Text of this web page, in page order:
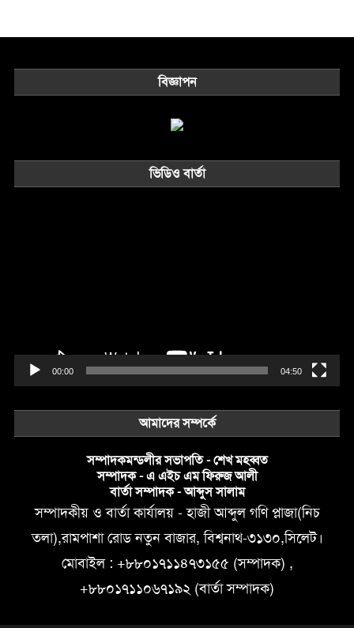
বিজ্ঞাপন
ভিডিও বার্তা
00:00 04:50
আমাদের সম্পর্কে
সম্পাদকমন্ডলীর সভাপতি - শেখ মহব্বত
সম্পাদক - এ এইচ এম ফিরুজ আলী
বার্তা সম্পাদক - আব্দুস সালাম
সম্পাদকীয় ও বার্তা কার্যালয় - হাজী আব্দুল গণি প্লাজা(নিচ
তলা),রামপাশা রোড নতুন বাজার, বিশ্বনাথ-৩১৩০,সিলেট।
মোবাইল : +৮৮০১৭১১৪৭৩১৫৫ (সম্পাদক) ,
+৮৮০১৭১১০৬৭১৯২ (বার্তা সম্পাদক)